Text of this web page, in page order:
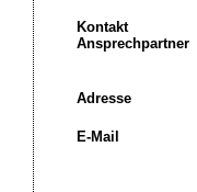
Kontakt
Ansprechpartner
Adresse
E-Mail